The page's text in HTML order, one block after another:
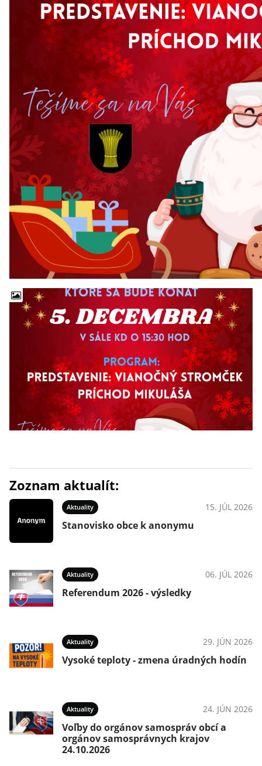
Zoznam aktualít:
Aktuality 15. JÚL 2026
Stanovisko obce k anonymu
Aktuality 06. JÚL 2026
Referendum 2026 - výsledky
Aktuality 29. JÚN 2026
Vysoké teploty - zmena úradných hodín
Aktuality 24. JÚN 2026
Voľby do orgánov samospráv obcí a
orgánov samosprávnych krajov
24.10.2026